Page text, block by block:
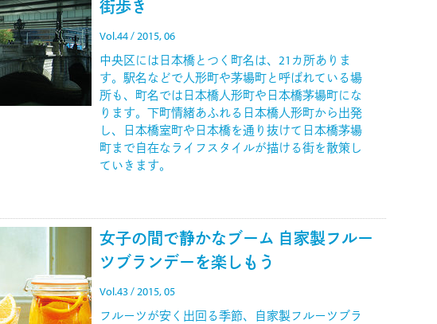
街歩き
Vol.44 / 2015, 06
中央区には日本橋とつく町名は、21カ所ありま
す。駅名などで人形町や茅場町と呼ばれている場
所も、町名では日本橋人形町や日本橋茅場町にな
ります。下町情緒あふれる日本橋人形町から出発
し、日本橋室町や日本橋を通り抜けて日本橋茅場
町まで自在なライフスタイルが描ける街を散策し
ていきます。
女子の間で静かなブーム 自家製フルー
ツブランデーを楽しもう
Vol.43 / 2015, 05
フルーツが安く出回る季節、自家製フルーツブラ